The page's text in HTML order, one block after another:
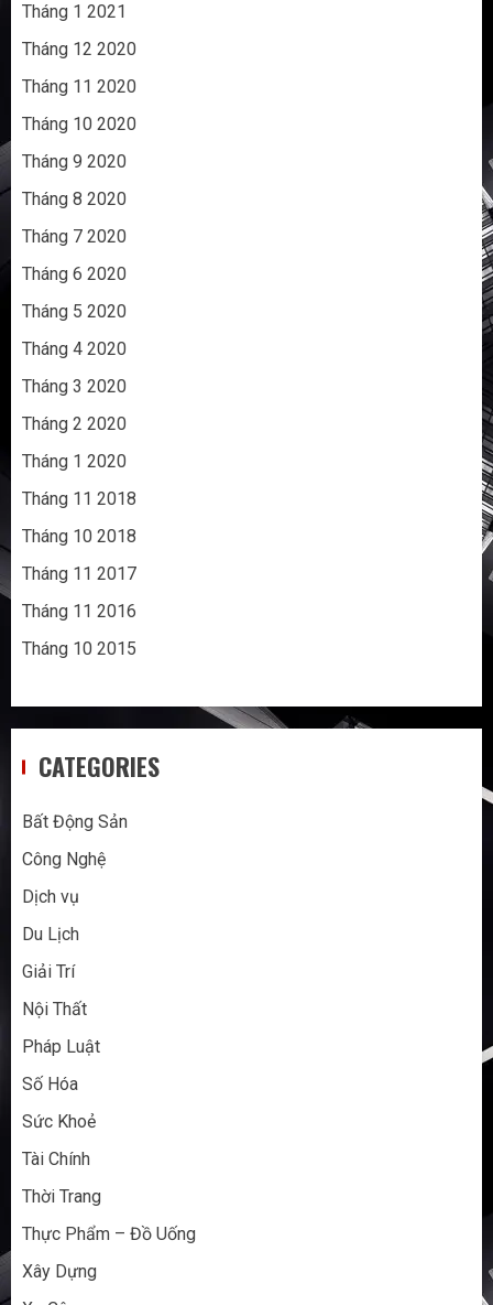
Tháng 1 2021
Tháng 12 2020
Tháng 11 2020
Tháng 10 2020
Tháng 9 2020
Tháng 8 2020
Tháng 7 2020
Tháng 6 2020
Tháng 5 2020
Tháng 4 2020
Tháng 3 2020
Tháng 2 2020
Tháng 1 2020
Tháng 11 2018
Tháng 10 2018
Tháng 11 2017
Tháng 11 2016
Tháng 10 2015
CATEGORIES
Bất Động Sản
Công Nghệ
Dịch vụ
Du Lịch
Giải Trí
Nội Thất
Pháp Luật
Số Hóa
Sức Khoẻ
Tài Chính
Thời Trang
Thực Phẩm – Đồ Uống
Xây Dựng